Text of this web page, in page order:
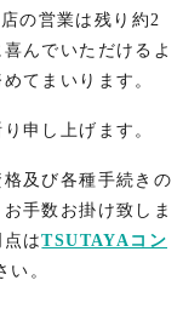
の営業は残り約2
んでいただけるよ
てまいります。
申し上げます。
及び各種手続きの
手数お掛け致しま
点はTSUTAYAコン
い。